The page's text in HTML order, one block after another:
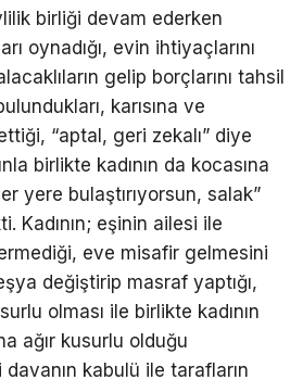
birliği devam ederken
oynadığı, evin ihtiyaçlarını
gelip borçlarını tahsil
karısına ve
“aptal, geri zekalı” diye
birlikte kadının da kocasına
her yere bulaştırıyorsun, salak”
Kadının; eşinin ailesi ile
eve misafir gelmesini
değiştirip masraf yaptığı,
olması ile birlikte kadının
ağır kusurlu olduğu
kabulü ile tarafların